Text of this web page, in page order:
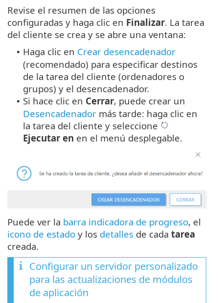
Revise el resumen de las opciones
configuradas y haga clic en Finalizar. La tarea
del cliente se crea y se abre una ventana:
• Haga clic en Crear desencadenador
(recomendado) para especificar destinos
de la tarea del cliente (ordenadores o
grupos) y el desencadenador.
• Si hace clic en Cerrar, puede crear un
Desencadenador más tarde: haga clic en
la tarea del cliente y seleccione
Ejecutar en en el menú desplegable.
Puede ver la barra indicadora de progreso, el
icono de estado y los detalles de cada tarea
creada.
Configurar un servidor personalizado
para las actualizaciones de módulos
de aplicación